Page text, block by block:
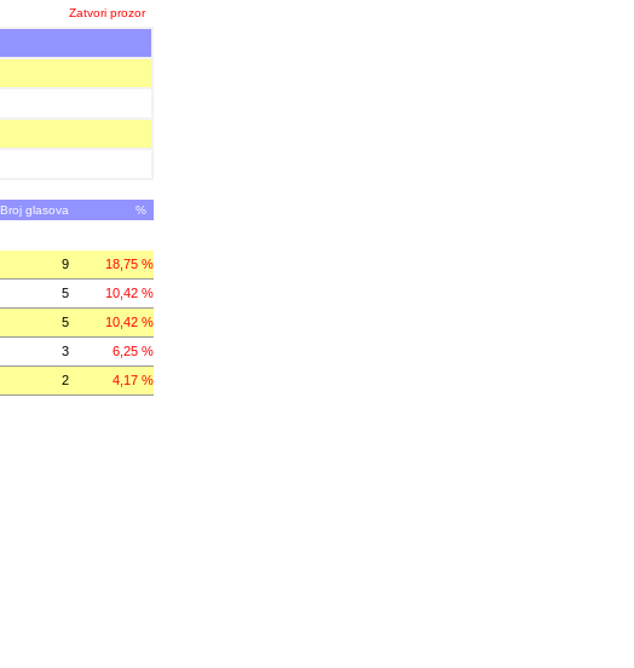
Zatvori prozor
Broj glasova %
9
18,75 %
5
10,42 %
5
10,42 %
3
6,25 %
2 4,17 %